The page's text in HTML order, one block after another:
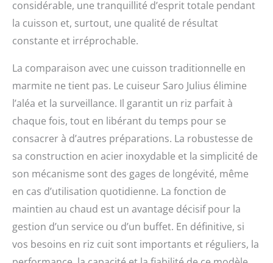
considérable, une tranquillité d’esprit totale pendant
la cuisson et, surtout, une qualité de résultat
constante et irréprochable.
La comparaison avec une cuisson traditionnelle en
marmite ne tient pas. Le cuiseur Saro Julius élimine
l’aléa et la surveillance. Il garantit un riz parfait à
chaque fois, tout en libérant du temps pour se
consacrer à d’autres préparations. La robustesse de
sa construction en acier inoxydable et la simplicité de
son mécanisme sont des gages de longévité, même
en cas d’utilisation quotidienne. La fonction de
maintien au chaud est un avantage décisif pour la
gestion d’un service ou d’un buffet. En définitive, si
vos besoins en riz cuit sont importants et réguliers, la